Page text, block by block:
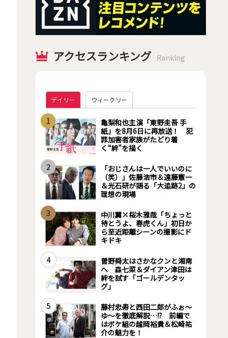
アクセスランキング Ranking
デイリー ウィークリー
1
亀梨和也主演「東野圭吾 手
紙」を8月6日に再放送！ 犯
罪加害者家族がたどり着
く“絆”を描く
2
「おじさんは一人でいいのに
（笑）」佐藤浩市＆遠藤憲一
＆光石研が語る「大追跡2」の
理想の現場
3
中川翼×桜木雅哉「ちょっと
待とうよ、春虎くん」初日か
ら至近距離シーンの撮影にド
キドキ
4
曽野舜太はさかなクンと湘南
へ 森七菜＆ダイアン津田は
絆を試す「ゴールデンタッ
グ」
5
藤村忠寿と西田二郎がふぉ～
ゆ～を徹底解説…!? 前編で
はボケ組の越岡裕貴＆松崎祐
介の魅力を！